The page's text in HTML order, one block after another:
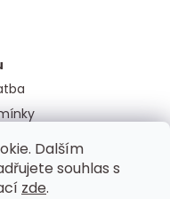
Dalším
souhlas s
zde.
údajů